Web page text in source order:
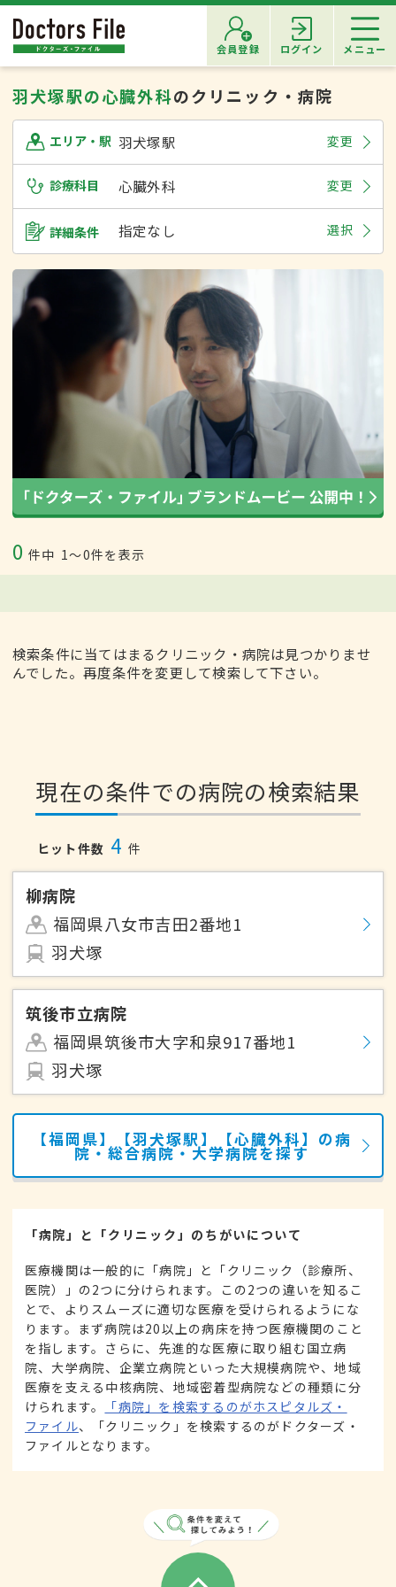
会員登録 ログイン メニュー
羽犬塚駅の心臓外科のクリニック・病院
エリア・駅 羽犬塚駅 変更
診療科目 心臓外科 変更
詳細条件 指定なし 選択
0 件中 1〜0件を表示
検索条件に当てはまるクリニック・病院は見つかりませ
んでした。再度条件を変更して検索して下さい。
現在の条件での病院の検索結果
ヒット件数 4 件
柳病院
福岡県八女市吉田2番地1
羽犬塚
筑後市立病院
福岡県筑後市大字和泉917番地1
羽犬塚
【福岡県】【羽犬塚駅】【心臓外科】の病
院・総合病院・大学病院を探す
「病院」と「クリニック」のちがいについて
医療機関は一般的に「病院」と「クリニック（診療所、
医院）」の2つに分けられます。この2つの違いを知るこ
とで、よりスムーズに適切な医療を受けられるようにな
ります。まず病院は20以上の病床を持つ医療機関のこと
を指します。さらに、先進的な医療に取り組む国立病
院、大学病院、企業立病院といった大規模病院や、地域
医療を支える中核病院、地域密着型病院などの種類に分
けられます。
「病院」を検索するのがホスピタルズ・
ファイル、「クリニック」を検索するのがドクターズ・
ファイルとなります。